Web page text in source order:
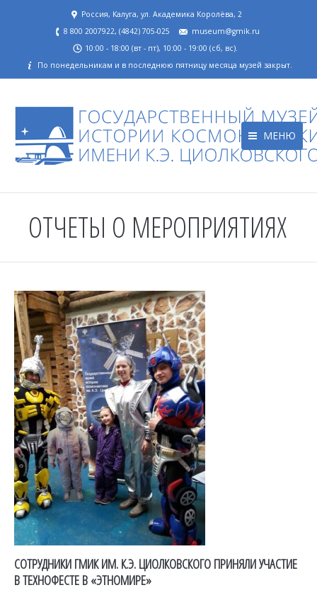
Россия, Калуга, ул. Академика Королёва, 2
8 800 2007922, (4842) 705-025
museum@gmik.ru
10:00 - 18:00 (вт - пт), 10:00 - 19:00 (сб, вс).
По понедельникам и в последнюю пятницу месяца музей закрыт.
МЕНЮ
ОТЧЕТЫ О МЕРОПРИЯТИЯХ
СОТРУДНИКИ ГМИК ИМ. К.Э. ЦИОЛКОВСКОГО ПРИНЯЛИ УЧАСТИЕ
В ТЕХНОФЕСТЕ В «ЭТНОМИРЕ»